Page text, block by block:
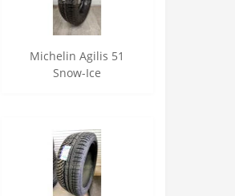
Michelin Agilis 51
Snow-Ice